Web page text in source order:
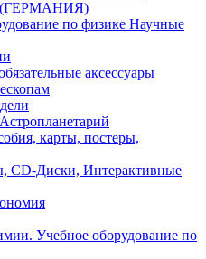
(ГЕРМАНИЯ)
по физике Научные
аксессуары
карты, постеры,
CD-Диски, Интерактивные
Учебное оборудование по